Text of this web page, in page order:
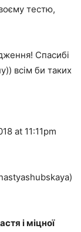
тестю,
Спасибі
всім би таких
at 11:11pm
і міцної